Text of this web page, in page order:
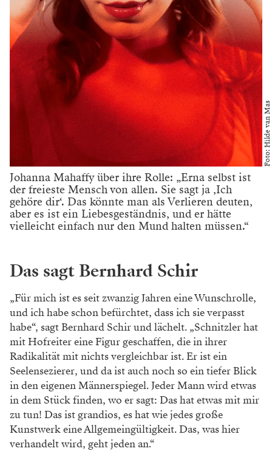
Foto: Hilde van Mas
Johanna Mahaffy über ihre Rolle: „Erna selbst ist
der freieste Mensch von allen. Sie sagt ja ‚Ich
gehöre dir‘. Das könnte man als Verlieren deuten,
aber es ist ein Liebesgeständnis, und er hätte
vielleicht einfach nur den Mund halten müssen.“
Das sagt Bernhard Schir
„Für mich ist es seit zwanzig Jahren eine Wunschrolle,
und ich habe schon befürchtet, dass ich sie verpasst
habe“, sagt Bernhard Schir und lächelt. „Schnitzler hat
mit Hofreiter eine Figur geschaffen, die in ihrer
Radikalität mit nichts vergleichbar ist. Er ist ein
Seelensezierer, und da ist auch noch so ein tiefer Blick
in den eigenen Männerspiegel. Jeder Mann wird etwas
in dem Stück finden, wo er sagt: Das hat etwas mit mir
zu tun! Das ist grandios, es hat wie jedes große
Kunstwerk eine Allgemeingültigkeit. Das, was hier
verhandelt wird, geht jeden an.“